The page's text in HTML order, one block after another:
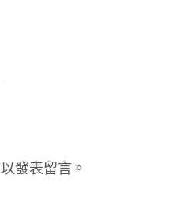
以發表留言。